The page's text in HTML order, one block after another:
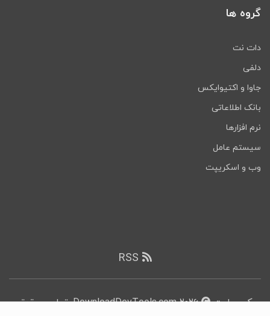
گروه ها
دات نت
دلفی
جاوا و اکتیوایکس
بانک اطلاعاتی
نرم افزارها
سیستم عامل
وب و اسکریپت
کپی رایت
۲۰۲۶ DownloadDevTools.com, تمامی حقوق